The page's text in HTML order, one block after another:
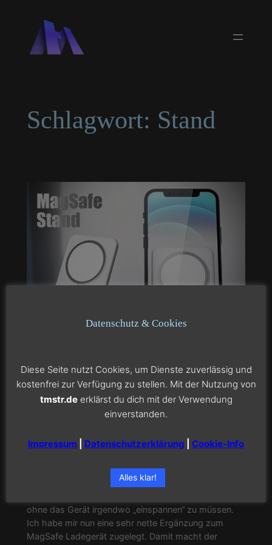
springen
Schlagwort: Stand
MagSafe Charging Stand
Dez. 13, 2020—vonTominiPhone
Laden mit MagSafe ist super! 15 Watt drahtlose
Ladeleistung, dank des Magnetrings immer eine
ohne das Gerät irgendwo „einspannen“ zu müssen.
Ich habe mir nun eine sehr nette Ergänzung zum
MagSafe Ladegerät zugelegt. Damit macht der
Datenschutz & Cookies
Diese Seite nutzt Cookies, um Dienste zuverlässig und
kostenfrei zur Verfügung zu stellen. Mit der Nutzung von
tmstr.deerklärst du dich mit der Verwendung
einverstanden.
Impressum Datenschutzerklärung Cookie-Info
Alles klar!